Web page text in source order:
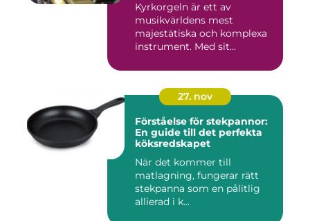
Kyrkorgeln är ett av
musikvärldens mest
majestätiska och komplexa
instrument. Med sit...
27. nov
Förståelse för stekpannor:
En guide till det perfekta
köksredskapet
När det kommer till
matlagning, fungerar rätt
stekpanna som en pålitlig
allierad i k...